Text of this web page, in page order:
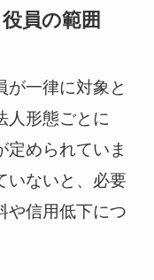
員の範囲
が一律に対象と
人形態ごとに
定められていま
いないと、必要
や信用低下につ